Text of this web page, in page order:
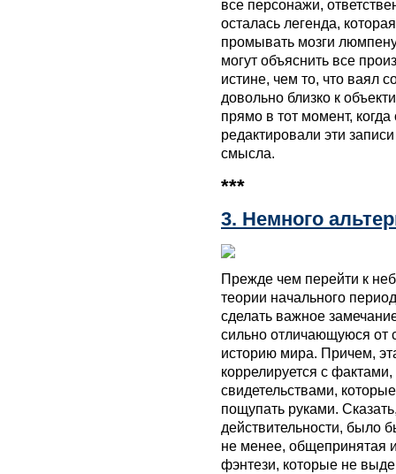
все персонажи,
осталась легенда,
промывать мозги
могут объяснить все
истине, чем то, что ваял
довольно близко к
прямо в тот момент,
редактировали эти
смысла.
***
3. Немного
Прежде чем перейти к
теории начального
сделать важное
сильно отличающуюся от
историю мира. Причем,
коррелируется с
свидетельствами,
пощупать руками.
действительности, было
не менее, общепринятая
фэнтези, которые не